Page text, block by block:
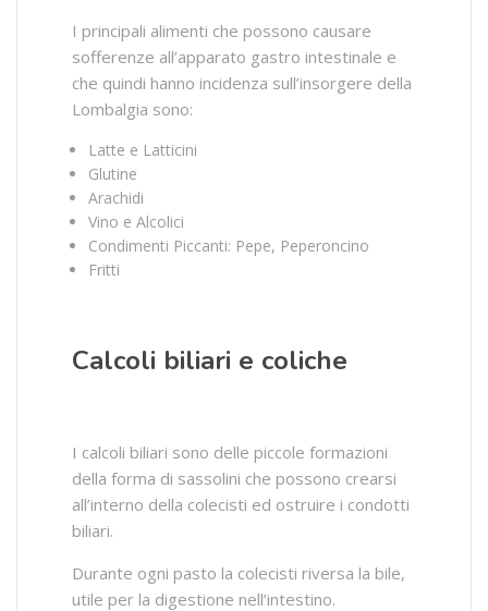
I principali alimenti che possono causare
sofferenze all’apparato gastro intestinale e
che quindi hanno incidenza sull’insorgere della
Lombalgia sono:
Latte e Latticini
Glutine
Arachidi
Vino e Alcolici
Condimenti Piccanti: Pepe, Peperoncino
Fritti
Calcoli biliari e coliche
I calcoli biliari sono delle piccole formazioni
della forma di sassolini che possono crearsi
all’interno della colecisti ed ostruire i condotti
biliari.
Durante ogni pasto la colecisti riversa la bile,
utile per la digestione nell’intestino.